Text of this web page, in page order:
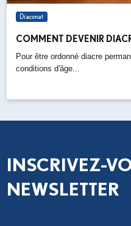
Diaconat
COMMENT DEVENIR
Pour être ordonné diacre
conditions d'âge...
INSCRIVEZ-
NEWSLETTER